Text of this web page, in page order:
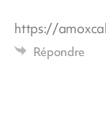
https://
Répondre